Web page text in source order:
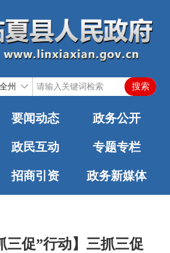
州
要闻动态 政务公开
政民互动 专题专栏
招商引资 政务新媒体
三促”行动】三抓三促